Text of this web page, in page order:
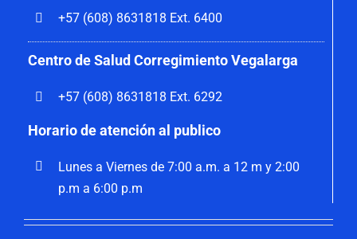
+57 (608) 8631818 Ext. 6400
Centro de Salud Corregimiento Vegalarga
+57 (608) 8631818 Ext. 6292
Horario de atención al publico
Lunes a Viernes de 7:00 a.m. a 12 m y 2:00
p.m a 6:00 p.m